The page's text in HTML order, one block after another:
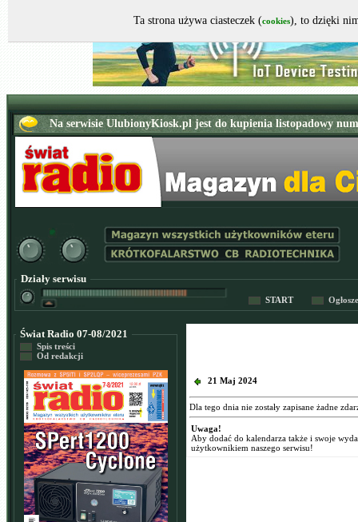
Działy serwisu
START
Świat Radio 07-08/2021
Spis treści
Od redakcji
21 Maj 2024
Dla tego dnia nie zostały zapisane żadne
Uwaga!
Aby dodać do kalendarza także i swoje
użytkownikiem naszego serwisu!
Ta strona używa ciasteczek (cookies), to dzięki